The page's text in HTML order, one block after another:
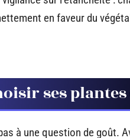
en faveur du
ses
à une question de goût.